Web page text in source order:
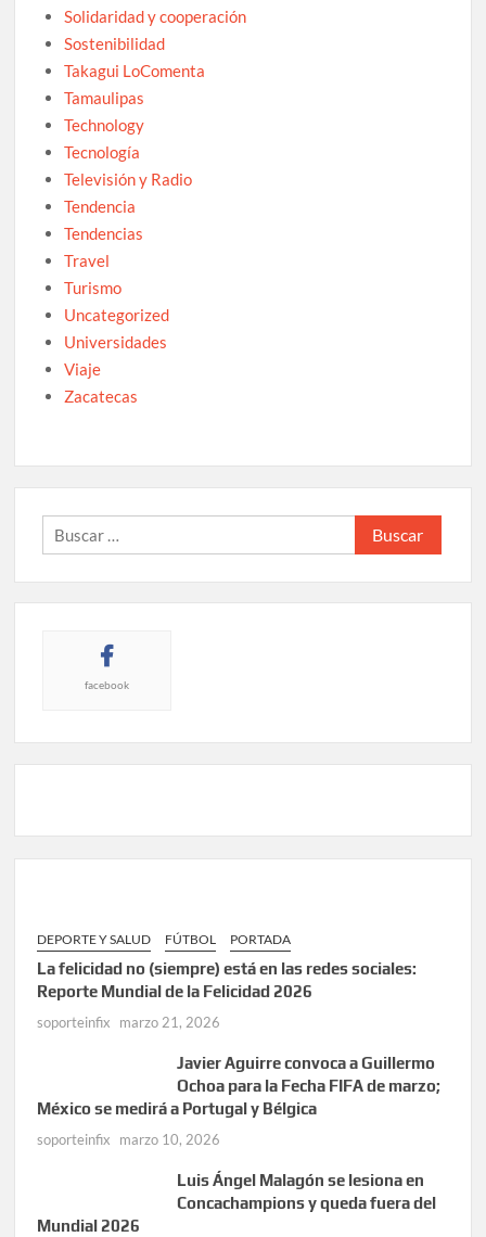
Solidaridad y cooperación
Sostenibilidad
Takagui LoComenta
Tamaulipas
Technology
Tecnología
Televisión y Radio
Tendencia
Tendencias
Travel
Turismo
Uncategorized
Universidades
Viaje
Zacatecas
Buscar:
facebook
DEPORTE Y SALUD FÚTBOL PORTADA
La felicidad no (siempre) está en las redes sociales:
Reporte Mundial de la Felicidad 2026
soporteinfix marzo 21, 2026
Javier Aguirre convoca a Guillermo
Ochoa para la Fecha FIFA de marzo;
México se medirá a Portugal y Bélgica
soporteinfix marzo 10, 2026
Luis Ángel Malagón se lesiona en
Concachampions y queda fuera del
Mundial 2026